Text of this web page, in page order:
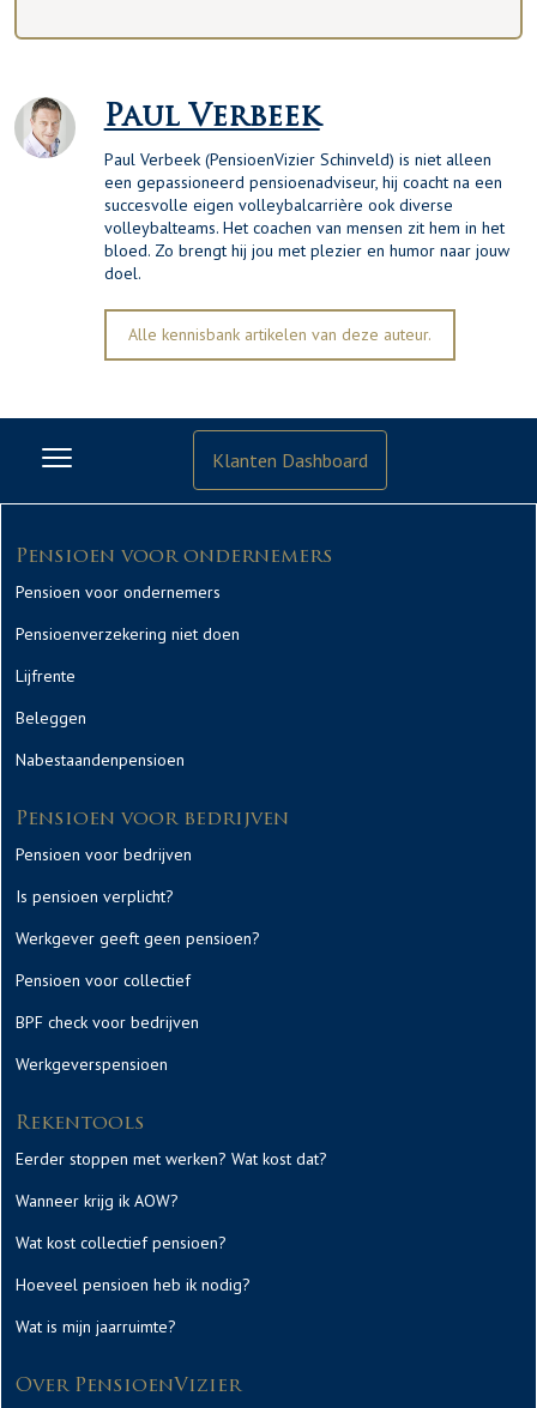
Paul Verbeek
Paul Verbeek (PensioenVizier Schinveld) is niet alleen
een gepassioneerd pensioenadviseur, hij coacht na een
succesvolle eigen volleybalcarrière ook diverse
volleybalteams. Het coachen van mensen zit hem in het
bloed. Zo brengt hij jou met plezier en humor naar jouw
doel.
Alle kennisbank artikelen van deze auteur.
Klanten Dashboard
Pensioen voor ondernemers
Pensioen voor ondernemers
Pensioenverzekering niet doen
Lijfrente
Beleggen
Nabestaandenpensioen
Pensioen voor bedrijven
Pensioen voor bedrijven
Is pensioen verplicht?
Werkgever geeft geen pensioen?
Pensioen voor collectief
BPF check voor bedrijven
Werkgeverspensioen
Rekentools
Eerder stoppen met werken? Wat kost dat?
Wanneer krijg ik AOW?
Wat kost collectief pensioen?
Hoeveel pensioen heb ik nodig?
Wat is mijn jaarruimte?
Over PensioenVizier